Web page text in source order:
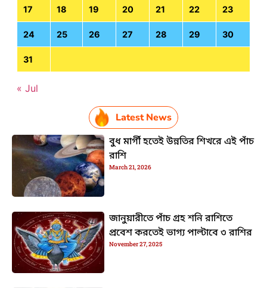
17 18 19 20 21 22 23
24 25 26 27 28 29 30
31
« Jul
Latest News
বুধ মার্গী হতেই উন্নতির শিখরে এই পাঁচ
রাশি
March 21, 2026
জানুয়ারীতে পাঁচ গ্রহ শনি রাশিতে
প্রবেশ করতেই ভাগ্য পাল্টাবে ৩ রাশির
November 27, 2025